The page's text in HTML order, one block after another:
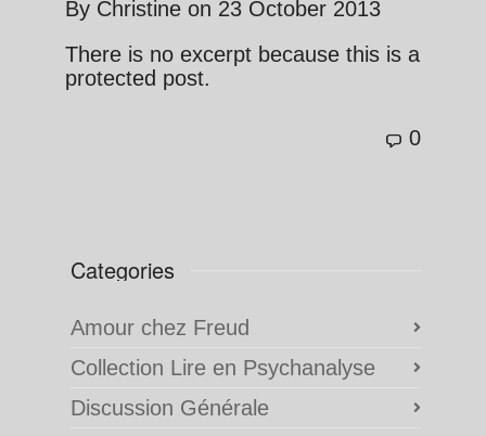
By Christine on 23 October 2013
There is no excerpt because this is a
protected post.
0
Categories
Amour chez Freud
Collection Lire en Psychanalyse
Discussion Générale